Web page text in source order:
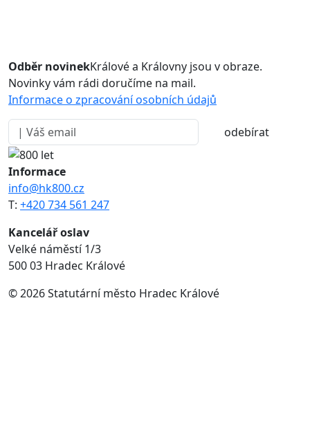
Odběr novinekKrálové a Královny jsou v obraze.
Novinky vám rádi doručíme na mail.
Informace o zpracování osobních údajů
odebírat
Informace
info@hk800.cz
T: +420 734 561 247
Kancelář oslav
Velké náměstí 1/3
500 03 Hradec Králové
© 2026 Statutární město Hradec Králové